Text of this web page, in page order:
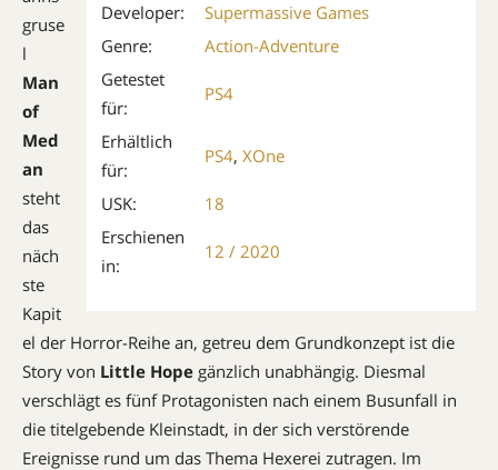
Developer:
Supermassive Games
Genre:
Action-Adventure
Getestet
für:
PS4
Erhältlich
für:
PS4, XOne
USK:
18
Erschienen
in:
12 / 2020
gruse
l
Man
of
Med
an
steht
das
näch
ste
Kapit
el der Horror-Reihe an, getreu dem Grundkonzept ist die
Story von Little Hope gänzlich unabhängig. Diesmal
verschlägt es fünf Protagonisten nach einem Busunfall in
die titelgebende Kleinstadt, in der sich verstörende
Ereignisse rund um das Thema Hexerei zutragen. Im